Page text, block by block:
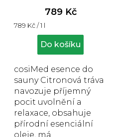
produktu
5,0
z
hvězdiček.
789 Kč
Měrná
789 Kč / 1 l
Do košíku
cosiMed esence do
sauny Citronová tráva
navozuje příjemný
pocit uvolnění a
relaxace, obsahuje
přírodní esenciální
oleje, má